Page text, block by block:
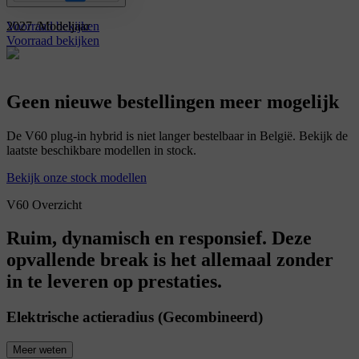
Voorraad bekijken
Voorraad bekijken
2027 /Modeljaar
Geen nieuwe bestellingen meer mogelijk
De V60 plug-in hybrid is niet langer bestelbaar in België. Bekijk de
laatste beschikbare modellen in stock.
Bekijk onze stock modellen
V60 Overzicht
Ruim, dynamisch en responsief. Deze
opvallende break is het allemaal zonder
in te leveren op prestaties.
Elektrische actieradius (Gecombineerd)
Meer weten